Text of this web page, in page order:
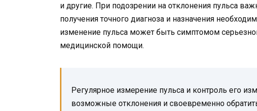
и другие. При подозрении на отклонения пульса
получения точного диагноза и назначения
изменение пульса может быть симптомом
медицинской помощи.
Регулярное измерение пульса и контроль его
возможные отклонения и своевременно